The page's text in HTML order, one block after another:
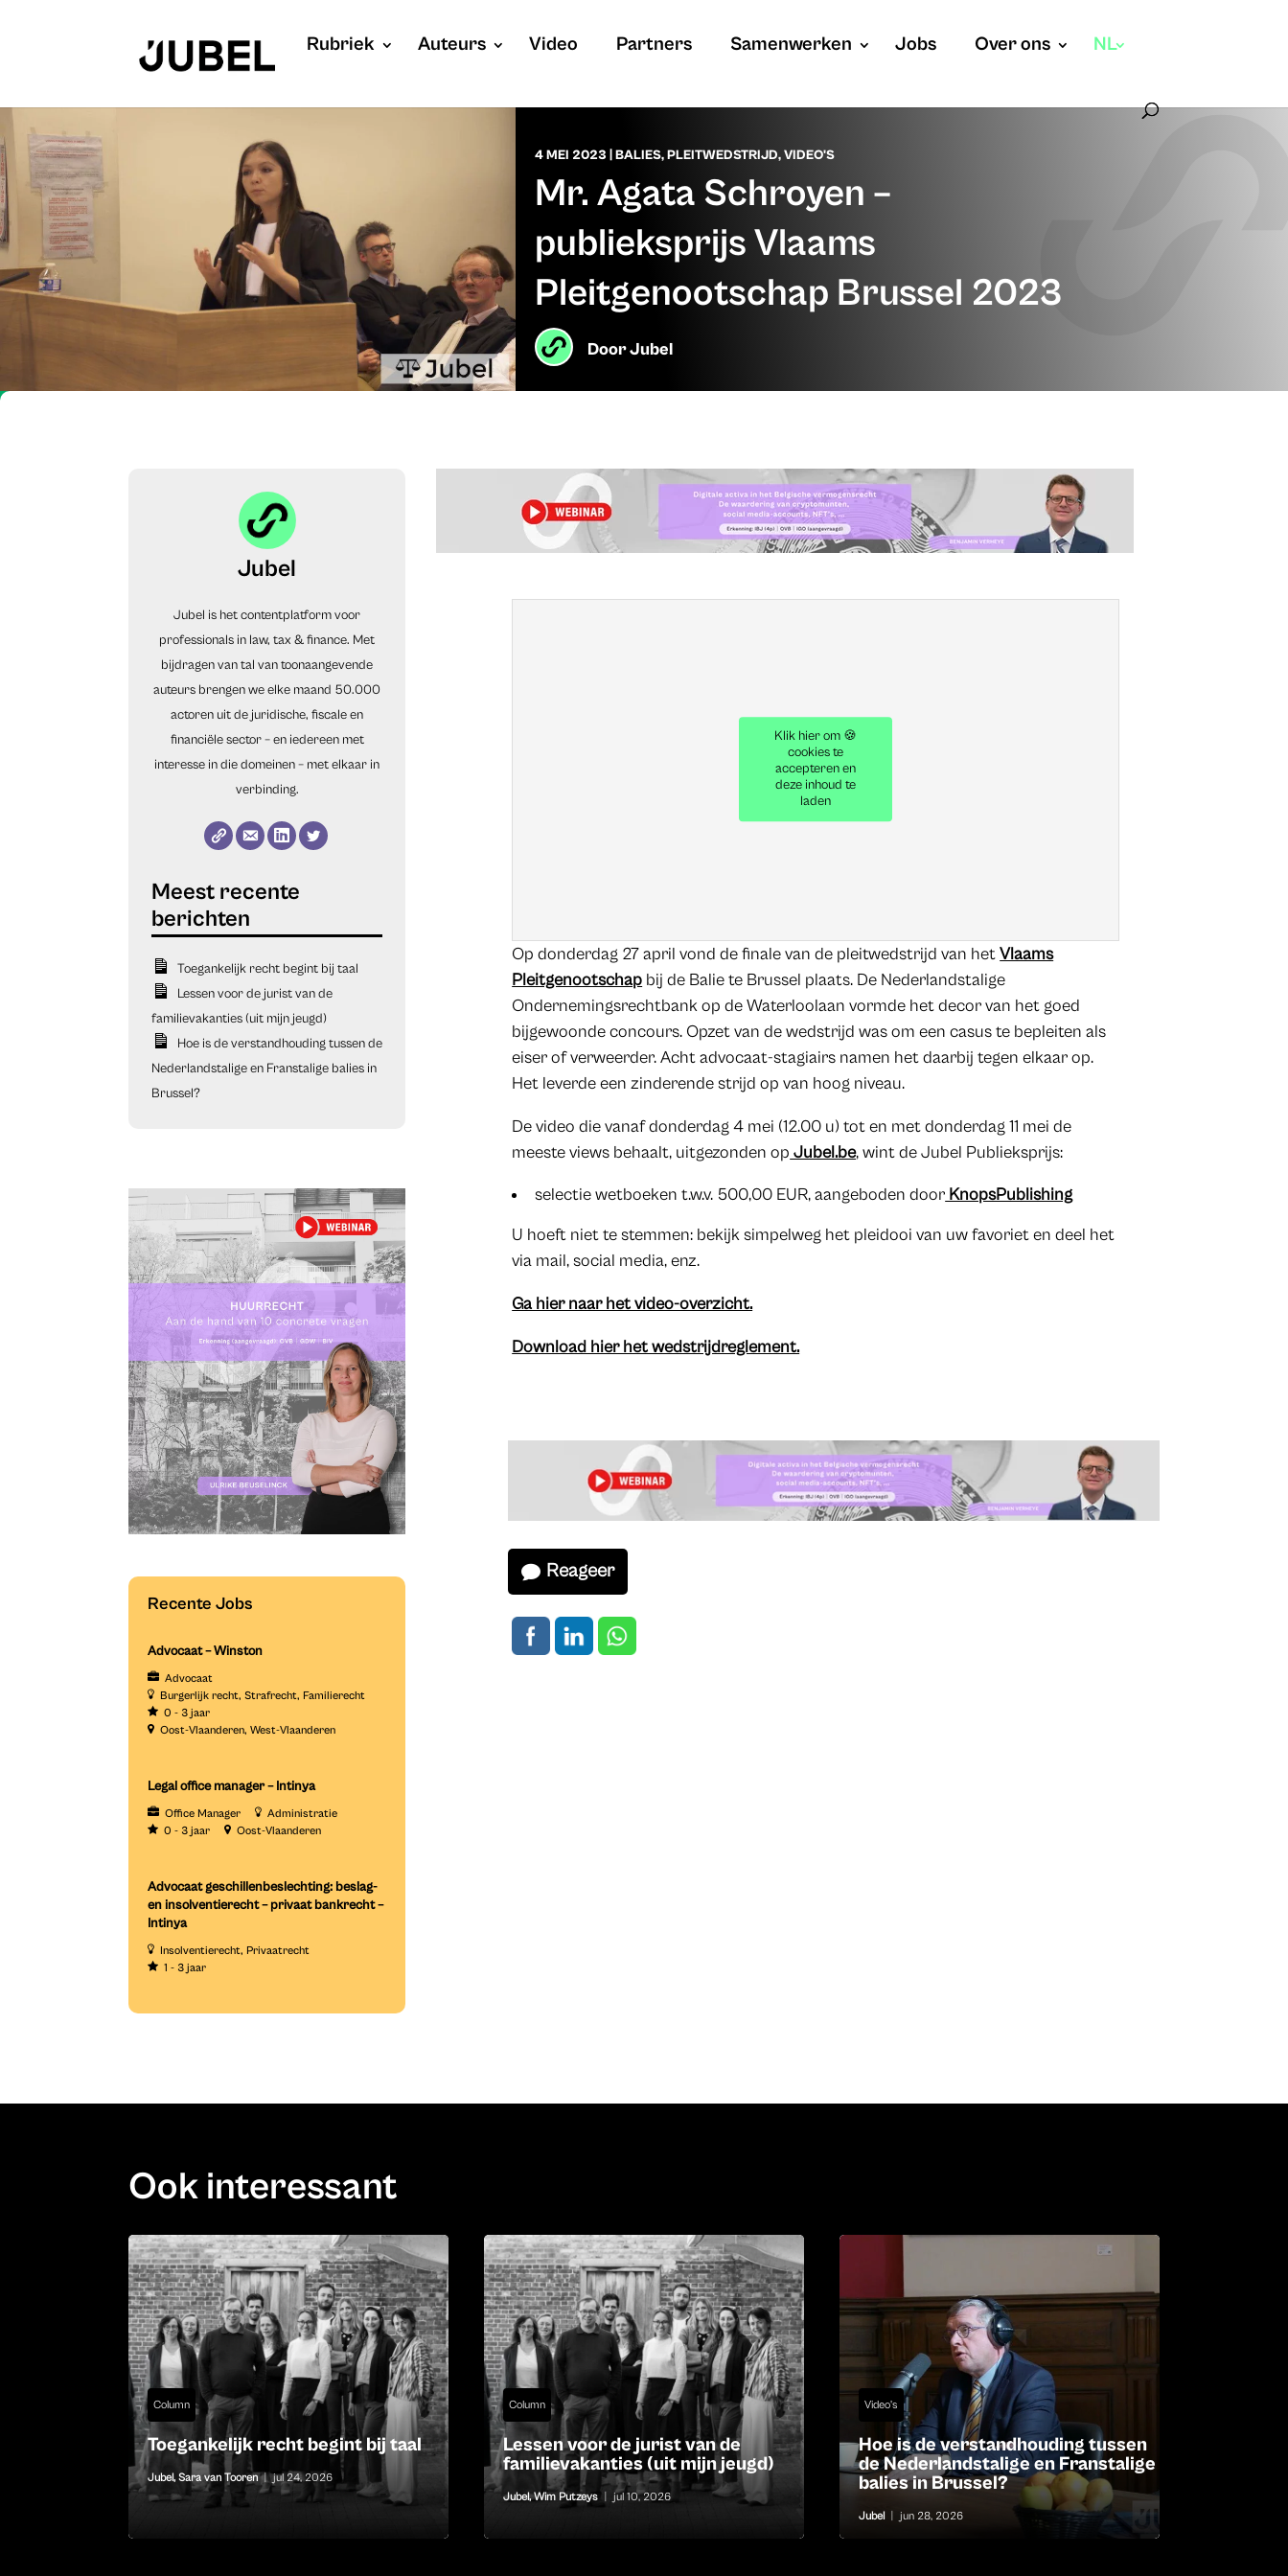
Rubriek Auteurs Video Partners Samenwerken Jobs Over ons NL
4 MEI 2023 BALIES,PLEITWEDSTRIJD,VIDEO'S
Mr. Agata Schroyen –
publieksprijs Vlaams
Pleitgenootschap Brussel 2023
DoorJubel
Jubel
Jubel is het contentplatform voor
professionals in law, tax & finance. Met
bijdragen van tal van toonaangevende
auteurs brengen we elke maand 50.000
actoren uit de juridische, fiscale en
financiële sector – en iedereen met
interesse in die domeinen – met elkaar in
verbinding.
Toegankelijk recht begint bij taal
Lessen voor de jurist van de
familievakanties (uit mijn jeugd)
Hoe is de verstandhouding tussen de
Nederlandstalige en Franstalige balies in
Brussel?
Recente Jobs
Advocaat – Winston
Advocaat
Burgerlijk recht Strafrecht Familierecht
0 - 3 jaar
Oost-Vlaanderen West-Vlaanderen
Legal office manager – Intinya
Office Manager
Administratie
0 - 3 jaar
Oost-Vlaanderen
Advocaat geschillenbeslechting: beslag-
en insolventierecht – privaat bankrecht –
Intinya
Insolventierecht Privaatrecht
1 - 3 jaar
Klik hier om 🍪
cookies te
accepteren en
deze inhoud te
laden
Op donderdag 27 april vond de finale van de pleitwedstrijd van hetVlaams
Pleitgenootschap bij de Balie te Brussel plaats. De Nederlandstalige
Ondernemingsrechtbank op de Waterloolaan vormde het decor van het goed
bijgewoonde concours. Opzet van de wedstrijd was om een casus te bepleiten als
eiser of verweerder. Acht advocaat-stagiairs namen het daarbij tegen elkaar op.
Het leverde een zinderende strijd op van hoog niveau.
De video die vanaf donderdag 4 mei (12.00 u) tot en met donderdag 11 mei de
meeste views behaalt, uitgezonden op Jubel.be, wint de Jubel Publieksprijs:
selectie wetboeken t.w.v. 500,00 EUR, aangeboden door KnopsPublishing
U hoeft niet te stemmen: bekijk simpelweg het pleidooi van uw favoriet en deel het
via mail, social media, enz.
Ga hier naar het video-overzicht.
Download hier het wedstrijdreglement.
Reageer
Ook interessant
Column
Toegankelijk recht begint bij taal
Jubel,Sara van Tooren | jul 24, 2026
Column
Lessen voor de jurist van de
familievakanties (uit mijn jeugd)
Jubel,Wim Putzeys jul 10, 2026
Video's
Hoe is de verstandhouding tussen
de Nederlandstalige en Franstalige
balies in Brussel?
Jubel jun 28, 2026